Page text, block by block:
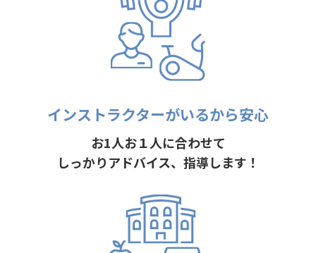
インストラクターがいるから安心
お1人お１人に合わせて
しっかりアドバイス、指導します！